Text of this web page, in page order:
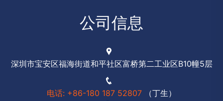
公司信息
深圳市宝安区福海街道和平社区富桥第二工业区B10幢5层
电话: +86-180 187 52807 （丁生）